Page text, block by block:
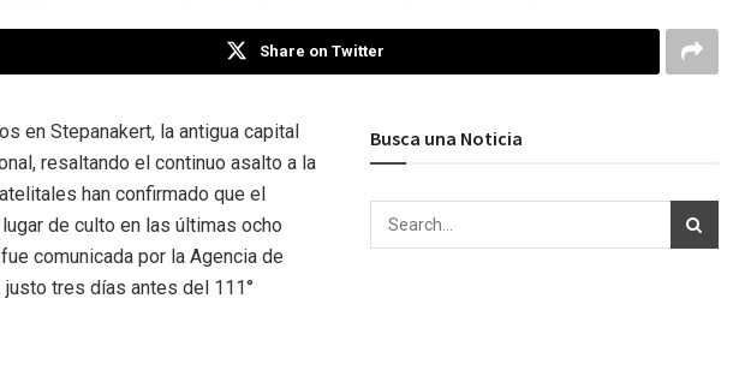
Share on Twitter
en Stepanakert, la antigua capital
resaltando el continuo asalto a la
han confirmado que el
de culto en las últimas ocho
comunicada por la Agencia de
tres días antes del 111°
Busca una Noticia